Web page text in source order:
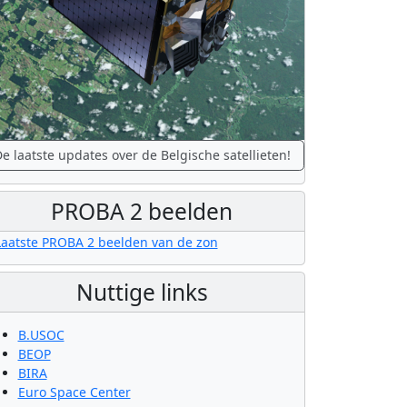
laatste updates over de Belgische satellieten!
PROBA 2 beelden
Nuttige links
B.USOC
BEOP
BIRA
Euro Space Center